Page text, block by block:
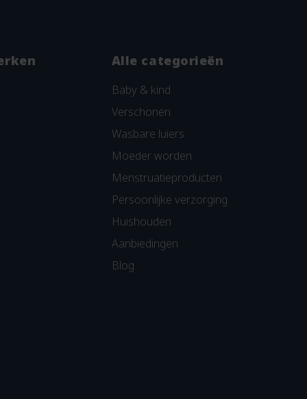
Alle categorieën
Baby & kind
Verschonen
Wasbare luiers
Moeder worden
Menstruatieproducten
Persoonlijke verzorging
Huishouden
Aanbiedingen
Blog